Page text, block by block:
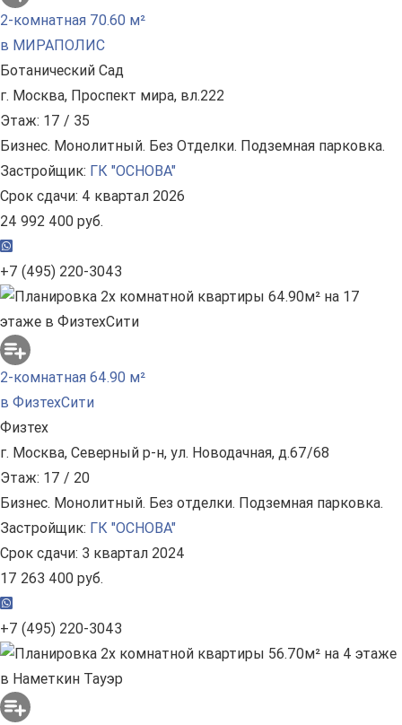
2-комнатная 70.60 м²
в МИРАПОЛИС
Ботанический Сад
г. Москва, Проспект мира, вл.222
Этаж: 17 / 35
Бизнес. Монолитный. Без Отделки. Подземная парковка.
Застройщик: ГК "ОСНОВА"
Срок сдачи: 4 квартал 2026
24 992 400 руб.
+7 (495) 220-3043
2-комнатная 64.90 м²
в ФизтехСити
Физтех
г. Москва, Северный р-н, ул. Новодачная, д.67/68
Этаж: 17 / 20
Бизнес. Монолитный. Без отделки. Подземная парковка.
Застройщик: ГК "ОСНОВА"
Срок сдачи: 3 квартал 2024
17 263 400 руб.
+7 (495) 220-3043